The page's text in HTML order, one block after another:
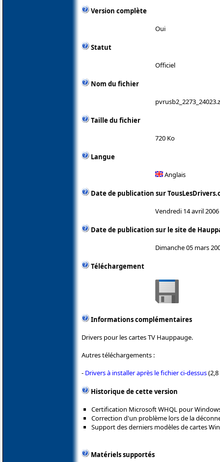
Version complète
Oui
Statut
Officiel
Nom du fichier
Taille du fichier
720 Ko
Langue
Anglais
Date de publication sur
Vendredi 14 avril 2006
Date de publication sur le site de
Dimanche 05 mars
Téléchargement
Informations complémentaires
Drivers pour les cartes TV Hauppauge.
Autres téléchargements :
- Drivers à installer après le fichier ci-dessus
Historique de cette version
Certification Microsoft WHQL pour
Correction d'un problème lors de la
Support des derniers modèles de cartes
Matériels supportés